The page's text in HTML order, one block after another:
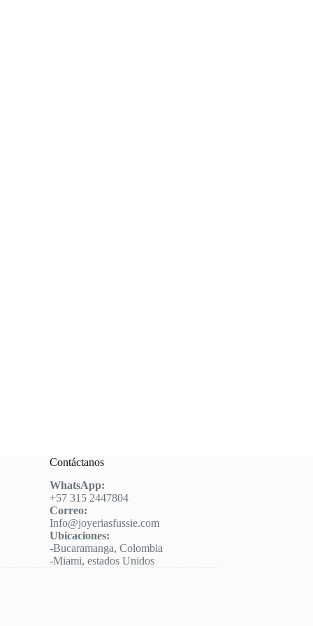
Contáctanos
WhatsApp:
+57 315 2447804
Correo:
Info@joyeriasfussie.com
Ubicaciones:
-Bucaramanga, Colombia
-Miami, estados Unidos